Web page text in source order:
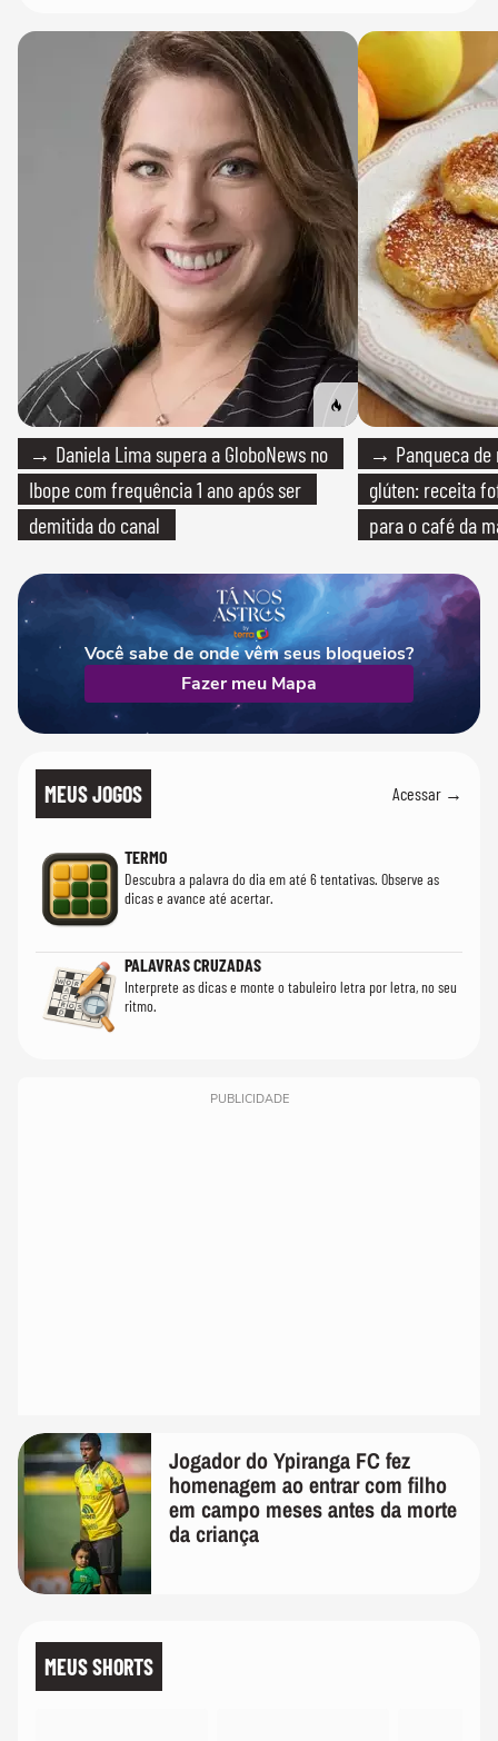
→ Daniela Lima supera a GloboNews no
Ibope com frequência 1 ano após ser
demitida do canal
→ Panqueca de
glúten: receita
para o café da
Você sabe de onde vêm seus bloqueios?
Fazer meu Mapa
MEUS JOGOS Acessar →
TERMO
Descubra a palavra do dia em até 6 tentativas. Observe as
dicas e avance até acertar.
PALAVRAS CRUZADAS
Interprete as dicas e monte o tabuleiro letra por letra, no seu
ritmo.
PUBLICIDADE
Jogador do Ypiranga FC fez
homenagem ao entrar com filho
em campo meses antes da morte
da criança
MEUS SHORTS